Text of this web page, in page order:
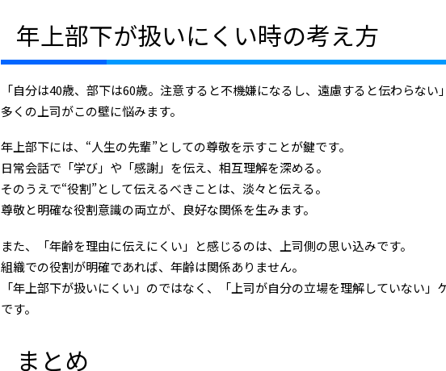
年上部下が扱いにくい時の考え方
「自分は40歳、部下は60歳。注意すると不機嫌になるし、遠慮すると伝わらない
多くの上司がこの壁に悩みます。
年上部下には、“人生の先輩”としての尊敬を示すことが鍵です。
日常会話で「学び」や「感謝」を伝え、相互理解を深める。
そのうえで“役割”として伝えるべきことは、淡々と伝える。
尊敬と明確な役割意識の両立が、良好な関係を生みます。
また、「年齢を理由に伝えにくい」と感じるのは、上司側の思い込みです。
組織での役割が明確であれば、年齢は関係ありません。
「年上部下が扱いにくい」のではなく、「上司が自分の立場を理解していない」
です。
まとめ